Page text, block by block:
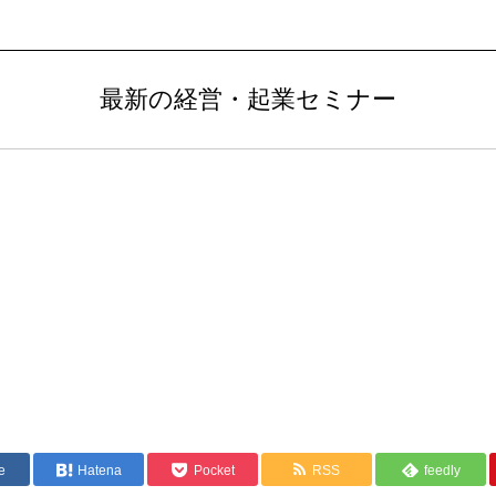
最新の経営・起業セミナー
Hatena Pocket RSS feedly